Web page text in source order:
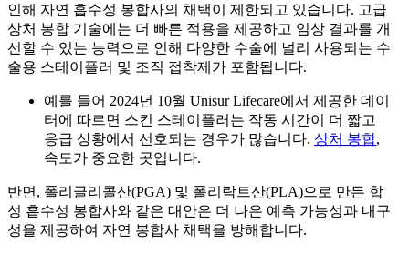
인해 자연 흡수성 봉합사의 채택이 제한되고 있습니다. 고급
상처 봉합 기술에는 더 빠른 적용을 제공하고 임상 결과를 개
선할 수 있는 능력으로 인해 다양한 수술에 널리 사용되는 수
술용 스테이플러 및 조직 접착제가 포함됩니다.
예를 들어 2024년 10월 Unisur Lifecare에서 제공한 데이
터에 따르면 스킨 스테이플러는 작동 시간이 더 짧고
응급 상황에서 선호되는 경우가 많습니다. 상처 봉합,
속도가 중요한 곳입니다.
반면, 폴리글리콜산(PGA) 및 폴리락트산(PLA)으로 만든 합
성 흡수성 봉합사와 같은 대안은 더 나은 예측 가능성과 내구
성을 제공하여 자연 봉합사 채택을 방해합니다.